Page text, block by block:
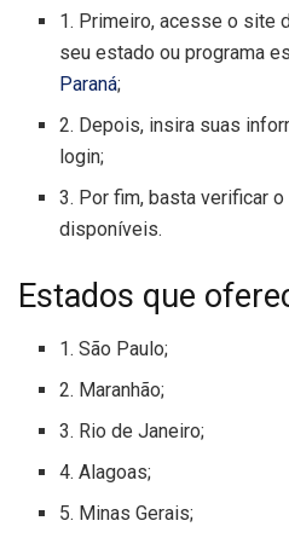
1. Primeiro, acesse o site
seu estado ou programa
Paraná;
2. Depois, insira suas
login;
3. Por fim, basta verificar
disponíveis.
Estados que
1. São Paulo;
2. Maranhão;
3. Rio de Janeiro;
4. Alagoas;
5. Minas Gerais;